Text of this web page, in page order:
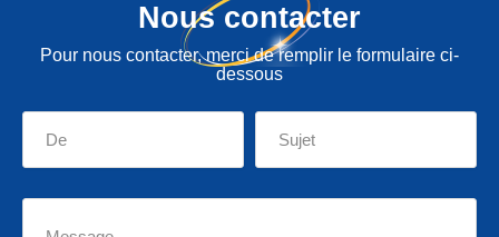
Nous contacter
Pour nous contacter, merci de remplir le formulaire ci-
dessous